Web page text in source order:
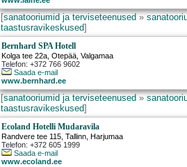
[sanatooriumid ja terviseteenused»
taastusravikeskused]
Bernhard SPA Hotell
Kolga tee 22a ,Otepää , Valgamaa
Telefon: +372 766 9602
Saada e-mail
www.bernhard.ee
[sanatooriumid ja terviseteenused»
taastusravikeskused]
Ecoland Hotelli Mudaravila
Randvere tee 115 ,Tallinn , Harjumaa
Telefon: +372 605 1999
Saada e-mail
www.ecoland.ee